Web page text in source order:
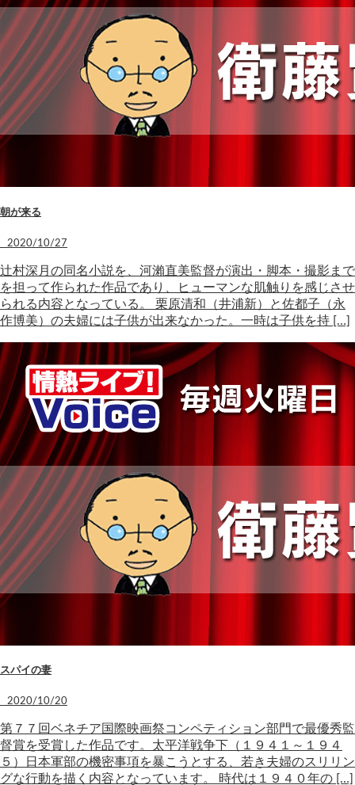
朝が来る
2020/10/27
辻村深月の同名小説を、河瀨直美監督が演出・脚本・撮影まで
を担って作られた作品であり、ヒューマンな肌触りを感じさせ
られる内容となっている。 栗原清和（井浦新）と佐都子（永
作博美）の夫婦には子供が出来なかった。一時は子供を持 […]
スパイの妻
2020/10/20
第７７回ベネチア国際映画祭コンペティション部門で最優秀監
督賞を受賞した作品です。太平洋戦争下（１９４１～１９４
５）日本軍部の機密事項を暴こうとする、若き夫婦のスリリン
グな行動を描く内容となっています。 時代は１９４０年の […]